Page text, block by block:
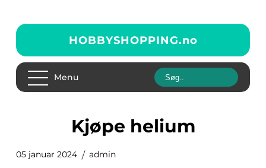
HOBBYSHOPPING.no
Menu
kjøpe helium
05 januar 2024 admin